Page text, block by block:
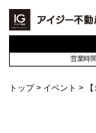
営業時
トップ イベント